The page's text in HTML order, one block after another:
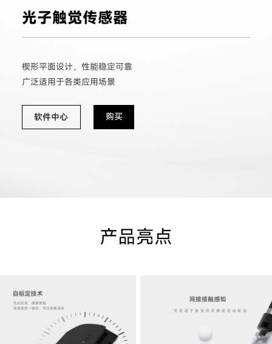
光子触觉传感器
楔形平面设计，性能稳定可靠
广泛适用于各类应用场景
软件中心 购买
产品亮点